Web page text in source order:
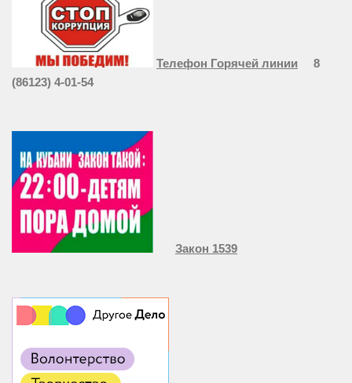
Телефон Горячей линии
8
(86123) 4-01-54
Закон 1539